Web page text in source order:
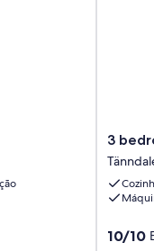
3
nice
home
in
3
10/10